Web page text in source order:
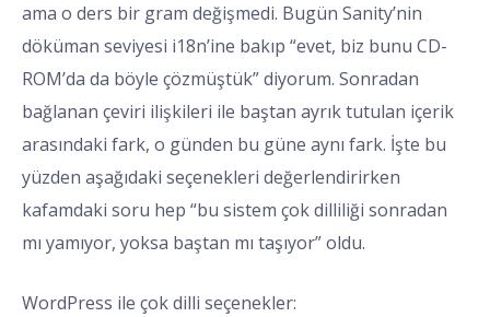
ama o ders bir gram değişmedi. Bugün Sanity’nin
döküman seviyesi i18n’ine bakıp “evet, biz bunu CD-
ROM’da da böyle çözmüştük” diyorum. Sonradan
bağlanan çeviri ilişkileri ile baştan ayrık tutulan içerik
arasındaki fark, o günden bu güne aynı fark. İşte bu
yüzden aşağıdaki seçenekleri değerlendirirken
kafamdaki soru hep “bu sistem çok dilliliği sonradan
mı yamıyor, yoksa baştan mı taşıyor” oldu.
WordPress ile çok dilli seçenekler: